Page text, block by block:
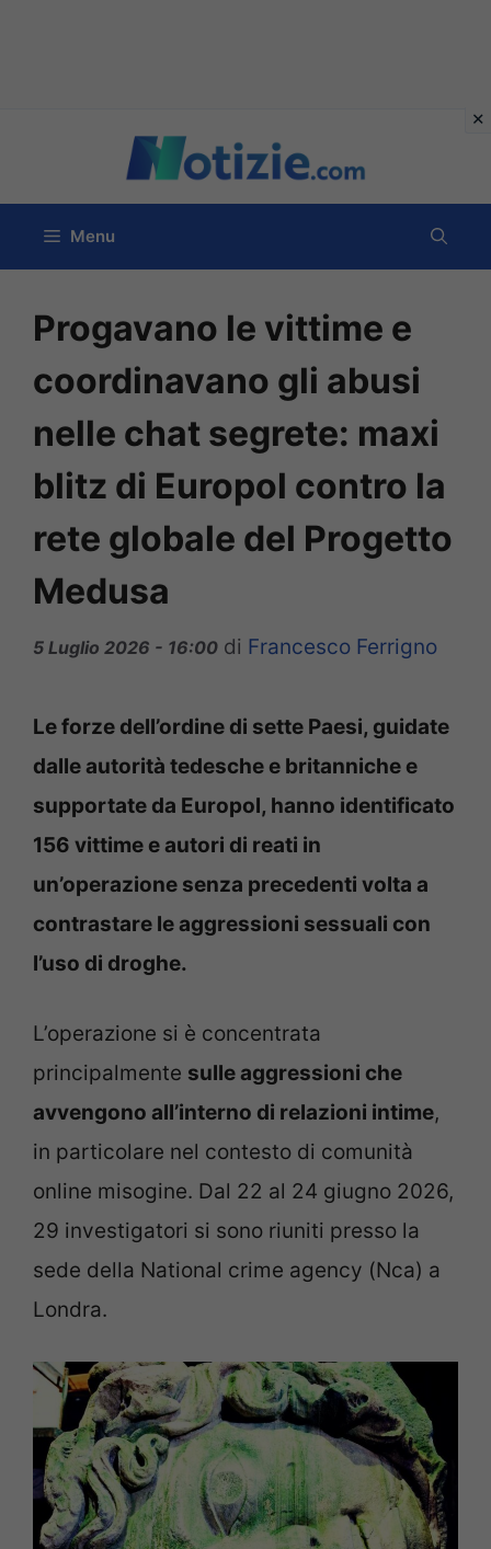
contenuto
Menu
Progavano le vittime e
coordinavano gli abusi
nelle chat segrete: maxi
blitz di Europol contro la
rete globale del Progetto
Medusa
5 Luglio 2026 - 16:00 di Francesco Ferrigno
Le forze dell’ordine di sette Paesi, guidate
dalle autorità tedesche e britanniche e
supportate da Europol, hanno identificato
156 vittime e autori di reati in
un’operazione senza precedenti volta a
contrastare le aggressioni sessuali con
l’uso di droghe.
L’operazione si è concentrata
principalmente sulle aggressioni che
avvengono all’interno di relazioni intime,
in particolare nel contesto di comunità
online misogine. Dal 22 al 24 giugno 2026,
29 investigatori si sono riuniti presso la
sede della National crime agency (Nca) a
Londra.